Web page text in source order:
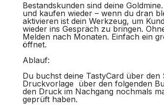
Bestandskunden sind deine
und kaufen wieder – wenn du dran
aktivieren ist dein Werkzeug, um
wieder ins Gespräch zu bringen.
Melden nach Monaten. Einfach ein
öffnet.
Ablauf:
Du buchst deine TastyCard über den
Druckvorlage über den folgenden
den Druck im Nachgang nochmals
geprüft haben.